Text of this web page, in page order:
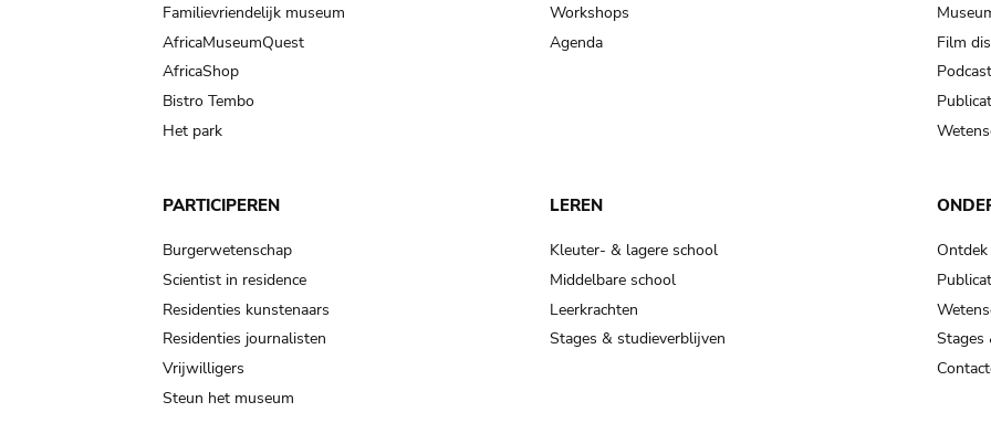
Familievriendelijk museum
AfricaMuseumQuest
AfricaShop
Bistro Tembo
Het park
Workshops
Agenda
Film
PARTICIPEREN
Burgerwetenschap
Scientist in residence
Residenties kunstenaars
Residenties journalisten
Vrijwilligers
Steun het museum
LEREN
Kleuter- & lagere school
Middelbare school
Leerkrachten
Stages & studieverblijven
Stages